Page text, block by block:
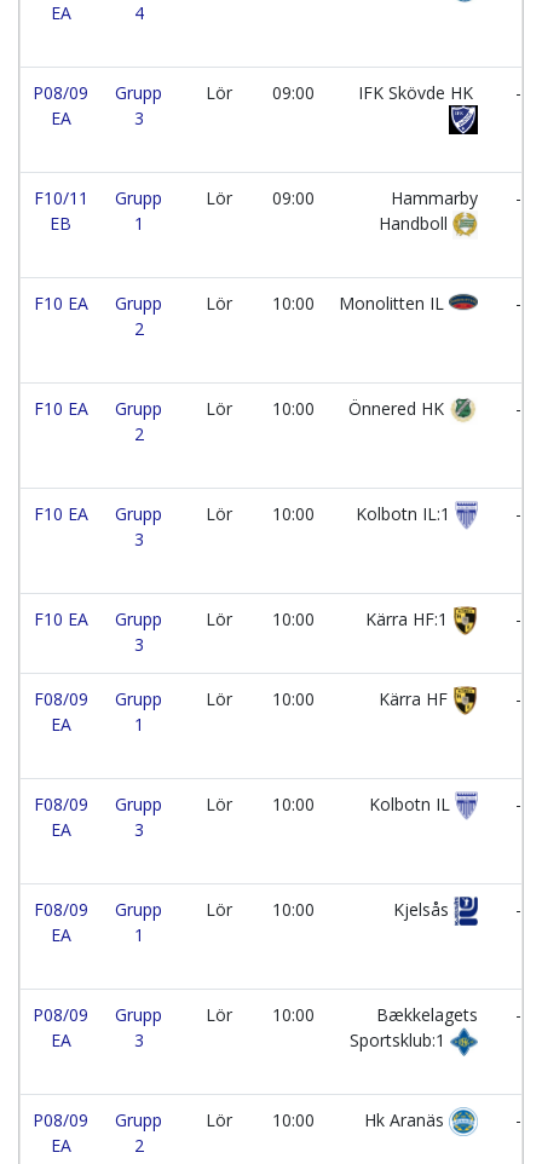
EA
4
P08/09
EA
Grupp
3
Lör 09:00 IFK Skövde HK -
F10/11
EB
Grupp
1
Lör 09:00
Hammarby
Handboll
-
F10 EA
Grupp
2
Lör 10:00 Monolitten IL -
F10 EA
Grupp
2
Lör 10:00 Önnered HK -
F10 EA
Grupp
3
Lör 10:00 Kolbotn IL:1 -
F10 EA
Grupp
3
Lör 10:00 Kärra HF:1 -
F08/09
EA
Grupp
1
Lör 10:00 Kärra HF -
F08/09
EA
Grupp
3
Lör 10:00 Kolbotn IL -
F08/09
EA
Grupp
1
Lör 10:00 Kjelsås -
P08/09
EA
Grupp
3
Lör 10:00
Bækkelagets
Sportsklub:1
-
P08/09
EA
Grupp
2
Lör 10:00 Hk Aranäs -